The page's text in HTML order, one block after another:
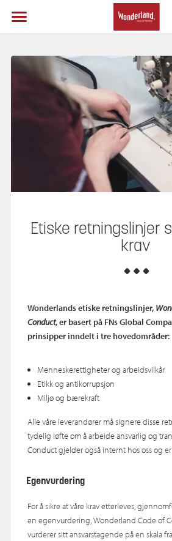
Etiske retningslinjer
krav
Wonderlands etiske retningslinjer,
Conduct, er basert på FNs Global
prinsipper inndelt i tre hovedområder:
Menneskerettigheter og arbeidsvilkår
Etikk og antikorrupsjon
Miljø og bærekraft
Alle våre leverandører må signere disse
tydelig løfte om å arbeide ansvarlig og
Conduct gjelder også internt hos oss og er
Egenvurdering
For å sikre at våre krav etterleves,
en egenvurdering, Wonderland Code of
vurderer sitt ansvarstagende på en skala